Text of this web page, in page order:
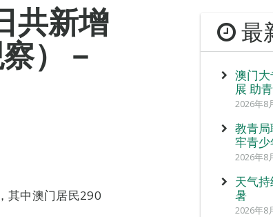
共新增
）－
其中澳门居民290
最
澳门
展 助
2026年8
教青
牢青
2026年8
天气
暑
2026年8